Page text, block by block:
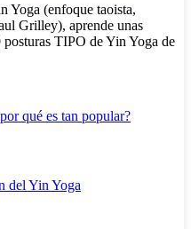
Yoga (enfoque taoista,
Grilley), aprende unas
TIPO de Yin Yoga de
qué es tan popular?
del Yin Yoga